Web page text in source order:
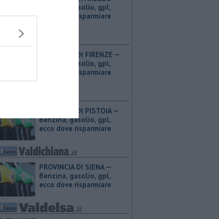
Benzina, gasolio, gpl,
ecco dove risparmiare
PROVINCIA DI FIRENZE — ​
Benzina, gasolio, gpl,
ecco dove risparmiare
PROVINCIA DI PISTOIA — ​
Benzina, gasolio, gpl,
ecco dove risparmiare
PROVINCIA DI SIENA — ​
Benzina, gasolio, gpl,
ecco dove risparmiare